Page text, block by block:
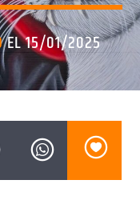
EL 15/01/2025